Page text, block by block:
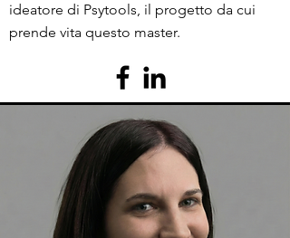
ideatore di Psytools, il progetto da cui
prende vita questo master.